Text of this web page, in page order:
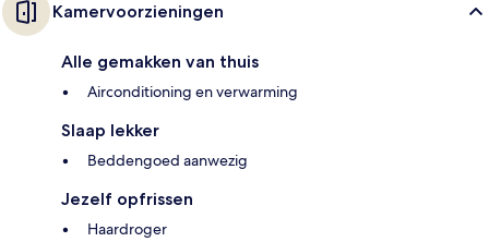
Kamervoorzieningen
Alle gemakken van thuis
Airconditioning en verwarming
Slaap lekker
Beddengoed aanwezig
Jezelf opfrissen
Haardroger